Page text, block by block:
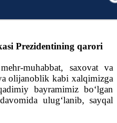
Prezidentining qarori
muhabbat, saxovat va
olijanoblik kabi xalqimizga
bayramimiz bo‘lgan
ulug‘lanib, sayqal